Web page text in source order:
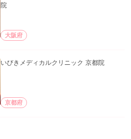
院
大阪府
いびきメディカルクリニック 京都院
京都府